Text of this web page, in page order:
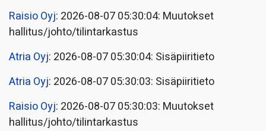
Raisio Oyj: 2026-08-07 05:30:04: Muutokset
hallitus/johto/tilintarkastus
Atria Oyj: 2026-08-07 05:30:04: Sisäpiiritieto
Atria Oyj: 2026-08-07 05:30:03: Sisäpiiritieto
Raisio Oyj: 2026-08-07 05:30:03: Muutokset
hallitus/johto/tilintarkastus